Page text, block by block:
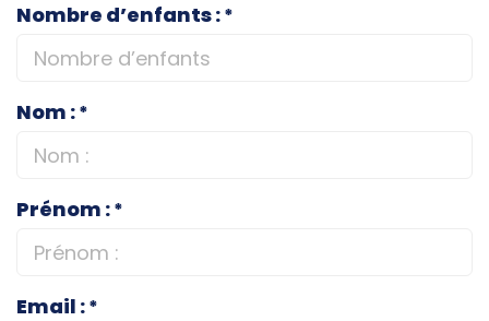
Nombre d’enfants :*
Nom :*
Prénom :*
Email :*